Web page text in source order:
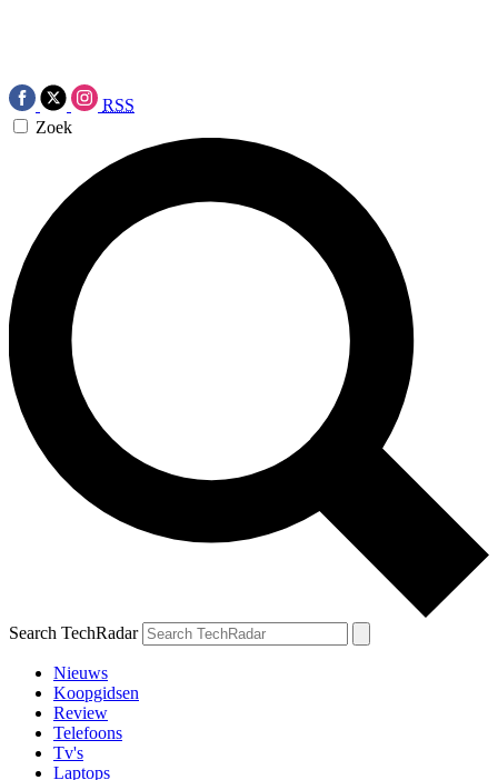
RSS
Zoek
Search TechRadar
Nieuws
Koopgidsen
Review
Telefoons
Tv's
Laptops